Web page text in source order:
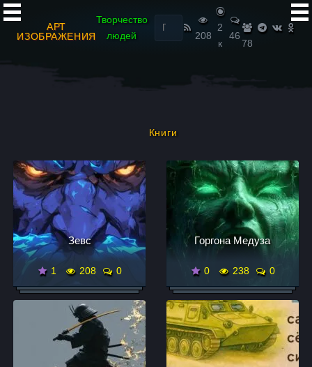
АРТ
ИЗОБРАЖЕНИЯ
Творчество
людей
Найти:
208
2
к
46
78
Книги
Зевс
1 208 0
Горгона Медуза
0 238 0